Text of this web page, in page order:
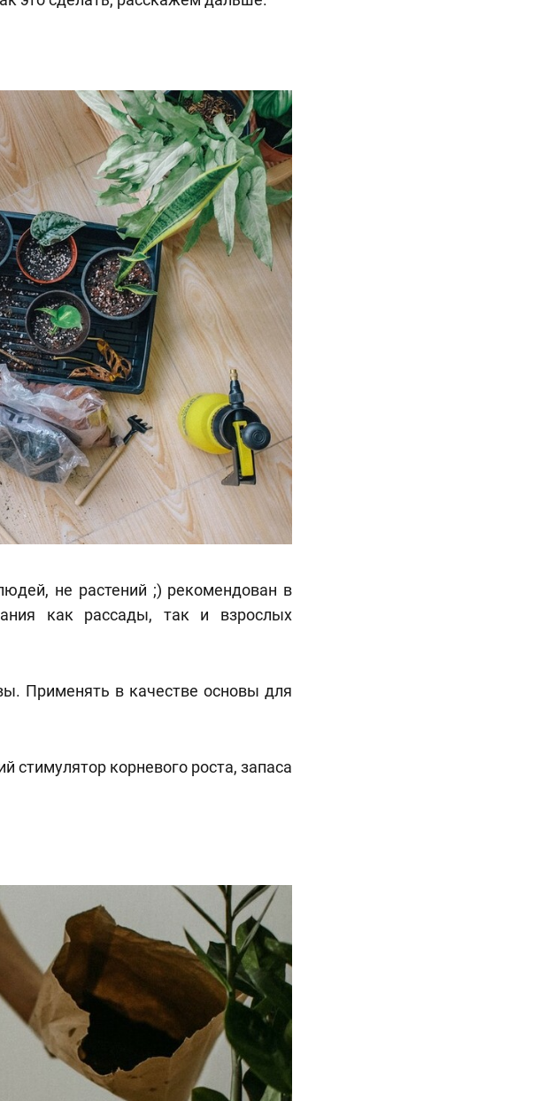
не растений ;) рекомендован в
как рассады, так и взрослых
Применять в качестве основы для
стимулятор корневого роста, запаса